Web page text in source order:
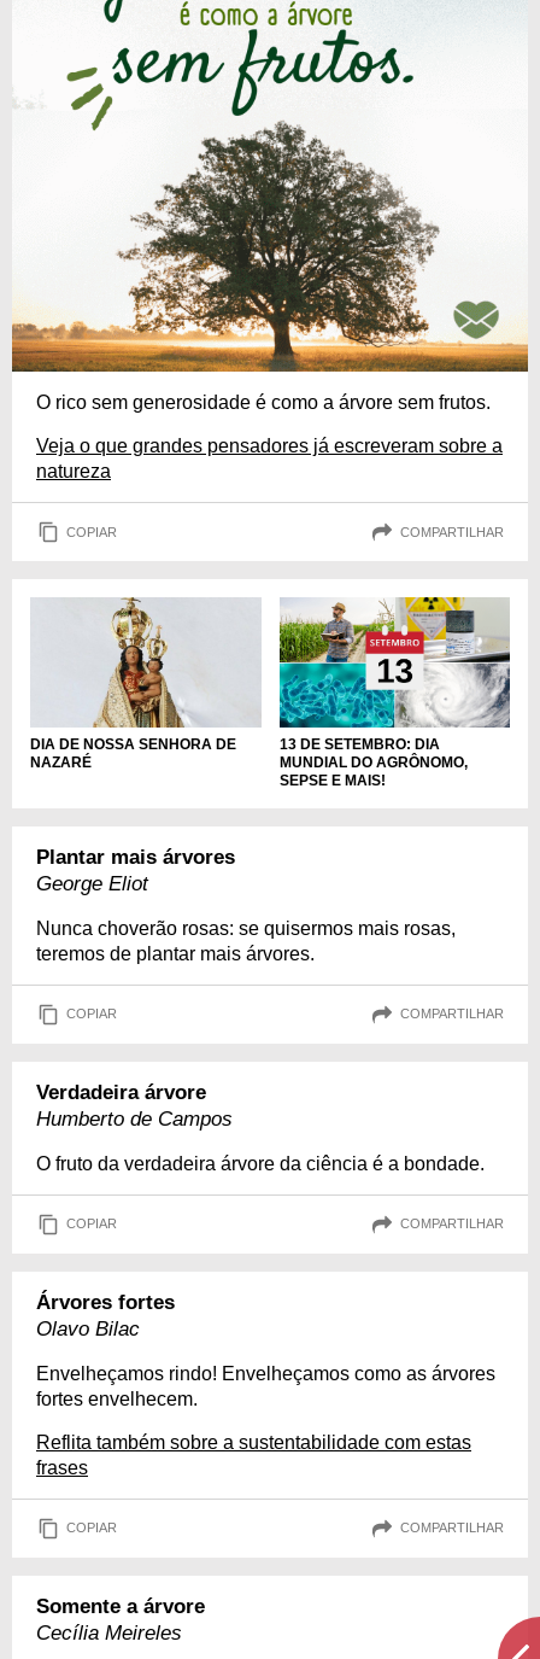
O rico sem generosidade é como a árvore sem frutos.
Veja o que grandes pensadores já escreveram sobre a
natureza
COPIAR COMPARTILHAR
DIA DE NOSSA SENHORA DE
NAZARÉ
13 DE SETEMBRO: DIA
MUNDIAL DO AGRÔNOMO,
SEPSE E MAIS!
Plantar mais árvores
George Eliot
Nunca choverão rosas: se quisermos mais rosas,
teremos de plantar mais árvores.
COPIAR COMPARTILHAR
Verdadeira árvore
Hum­berto de Campos
O fruto da verdadeira árvore da ciência é a bondade.
COPIAR COMPARTILHAR
Árvores fortes
Olavo Bilac
Envelheçamos rindo! Envelhe­çamos como as árvores
fortes en­velhecem.
Reflita também sobre a sustentabilidade com estas
frases
COPIAR COMPARTILHAR
Somente a árvore
Cecília Meireles